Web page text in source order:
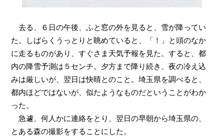
去る、６日の午後、ふと窓の外を見ると、雪が降ってい
た。しばらくうっとりと眺めていると、「！」と頭のなか
に走るものがあり、すぐさま天気予報を見た。すると、都
内の降雪予測は５センチ。夕方まで降り続き、夜の冷え込
みは厳しいが、翌日は快晴とのこと。埼玉県を調べると、
都内ほどではないが、似たようなものだということがわか
った。
急遽、何人かに連絡をとり、翌日の早朝から埼玉県の、
とある森の撮影をすることにした。